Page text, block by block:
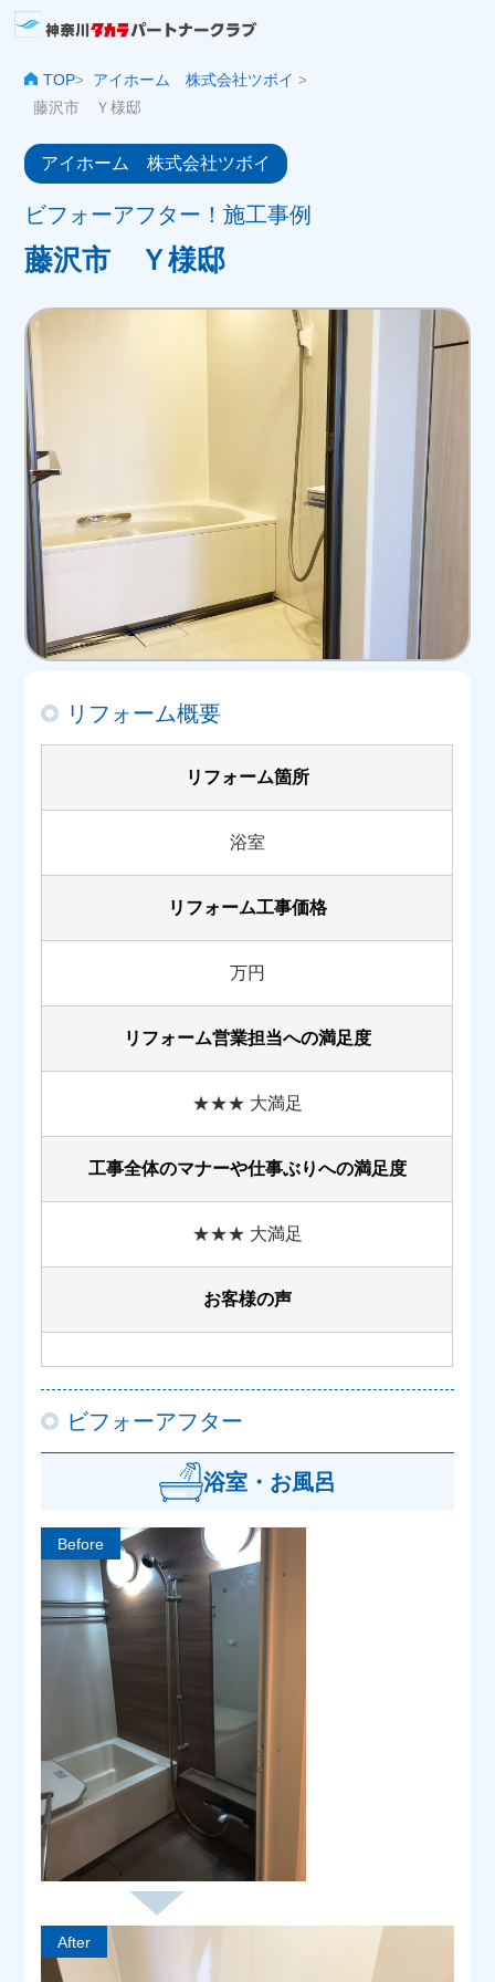
TOP> アイホーム 株式会社ツボイ>
藤沢市 Ｙ様邸
アイホーム 株式会社ツボイ
ビフォーアフター！施工事例
藤沢市 Ｙ様邸
リフォーム概要
リフォーム箇所
浴室
リフォーム工事価格
万円
リフォーム営業担当への満足度
★★★ 大満足
工事全体のマナーや仕事ぶりへの満足度
★★★ 大満足
お客様の声
ビフォーアフター
浴室・お風呂
Before
After